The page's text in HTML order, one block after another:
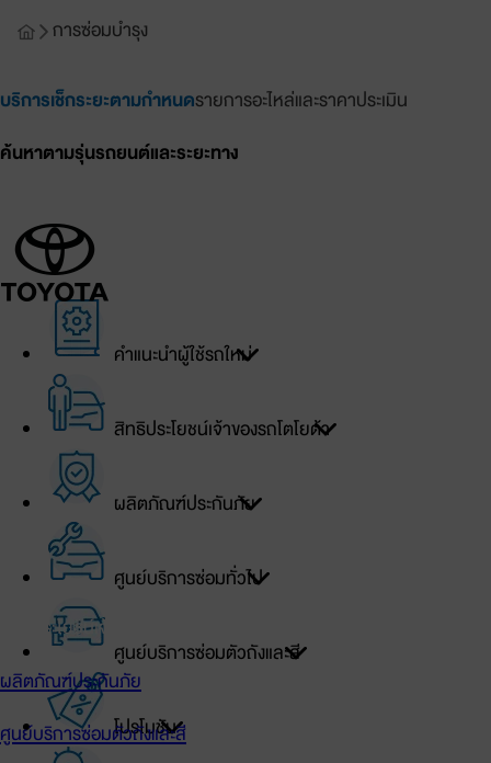
การซ่อมบำรุง
บริการเช็กระยะตามกำหนดรายการอะไหล่และราคาประเมิน
ค้นหาตามรุ่นรถยนต์และระยะทาง
คำแนะนำผู้ใช้รถใหม่
สิทธิประโยชน์เจ้าของรถโตโยต้า
ผลิตภัณฑ์ประกันภัย
ศูนย์บริการซ่อมทั่วไป
ศูนย์บริการซ่อมตัวถังและสี
โปรโมชัน
บัญชีของฉัน
เข้าสู่ระบบ
เข้าสู่ระบบ
สิทธิประโยชน์เจ้าของรถโตโยต้า
ผลิตภัณฑ์ประกันภัย
ศูนย์บริการซ่อมตัวถังและสี